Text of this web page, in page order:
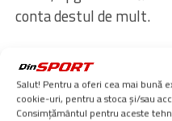
Salut! Pentru a oferi cea mai bună
cookie-uri, pentru a stoca și/sau
Consimțământul pentru aceste
conta destul de mult.